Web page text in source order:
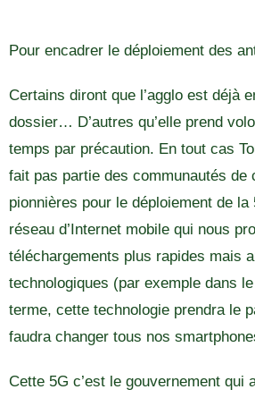
Pour encadrer le déploiement des
Certains diront que l’agglo est déjà
dossier… D’autres qu’elle prend
temps par précaution. En tout cas
fait pas partie des communautés de
pionnières pour le déploiement de la
réseau d’Internet mobile qui nous
téléchargements plus rapides mais
technologiques (par exemple dans
terme, cette technologie prendra le
faudra changer tous nos
Cette 5G c’est le gouvernement qui